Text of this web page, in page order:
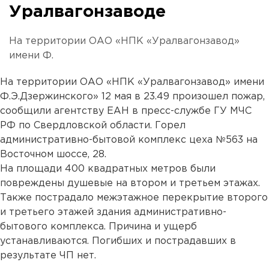
Уралвагонзаводе
На территории ОАО «НПК «Уралвагонзавод»
имени Ф.
На территории ОАО «НПК «Уралвагонзавод» имени
Ф.Э.Дзержинского» 12 мая в 23.49 произошел пожар,
сообщили агентству ЕАН в пресс-службе ГУ МЧС
РФ по Свердловской области. Горел
административно-бытовой комплекс цеха №563 на
Восточном шоссе, 28.
На площади 400 квадратных метров были
повреждены душевые на втором и третьем этажах.
Также пострадало межэтажное перекрытие второго
и третьего этажей здания административно-
бытового комплекса. Причина и ущерб
устанавливаются. Погибших и пострадавших в
результате ЧП нет.